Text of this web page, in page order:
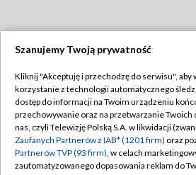
TVP
Abonament TVP
Emisja w TVP
Centrum informacji TVP
Regulamin
Polityka
Moje zgody
Szanujemy Twoją prywatność
Kliknij "Akceptuję i przechodzę do serwisu", aby
korzystanie z technologii automatycznego
dostęp do informacji na Twoim urządzeniu
przechowywanie oraz na przetwarzanie Twoich
nas, czyli Telewizję Polską S.A. w likwidacji
Zaufanych Partnerów z IAB* (1201 firm) oraz
Partnerów TVP (93 firm), w celach
zautomatyzowanego dopasowania reklam do